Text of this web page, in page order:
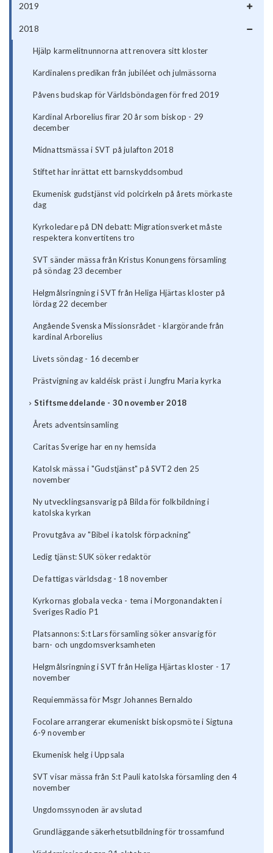
2019
2018
Hjälp karmelitnunnorna att renovera sitt kloster
Kardinalens predikan från jubiléet och julmässorna
Påvens budskap för Världsböndagen för fred 2019
Kardinal Arborelius firar 20 år som biskop - 29
december
Midnattsmässa i SVT på julafton 2018
Stiftet har inrättat ett barnskyddsombud
Ekumenisk gudstjänst vid polcirkeln på årets mörkaste
dag
Kyrkoledare på DN debatt: Migrationsverket måste
respektera konvertitens tro
SVT sänder mässa från Kristus Konungens församling
på söndag 23 december
Helgmålsringning i SVT från Heliga Hjärtas kloster på
lördag 22 december
Angående Svenska Missionsrådet - klargörande från
kardinal Arborelius
Livets söndag - 16 december
Prästvigning av kaldéisk präst i Jungfru Maria kyrka
Stiftsmeddelande - 30 november 2018
Årets adventsinsamling
Caritas Sverige har en ny hemsida
Katolsk mässa i "Gudstjänst" på SVT2 den 25
november
Ny utvecklingsansvarig på Bilda för folkbildning i
katolska kyrkan
Provutgåva av "Bibel i katolsk förpackning"
Ledig tjänst: SUK söker redaktör
De fattigas världsdag - 18 november
Kyrkornas globala vecka - tema i Morgonandakten i
Sveriges Radio P1
Platsannons: S:t Lars församling söker ansvarig för
barn- och ungdomsverksamheten
Helgmålsringning i SVT från Heliga Hjärtas kloster - 17
november
Requiemmässa för Msgr Johannes Bernaldo
Focolare arrangerar ekumeniskt biskopsmöte i Sigtuna
6-9 november
Ekumenisk helg i Uppsala
SVT visar mässa från S:t Pauli katolska församling den 4
november
Ungdomssynoden är avslutad
Grundläggande säkerhetsutbildning för trossamfund